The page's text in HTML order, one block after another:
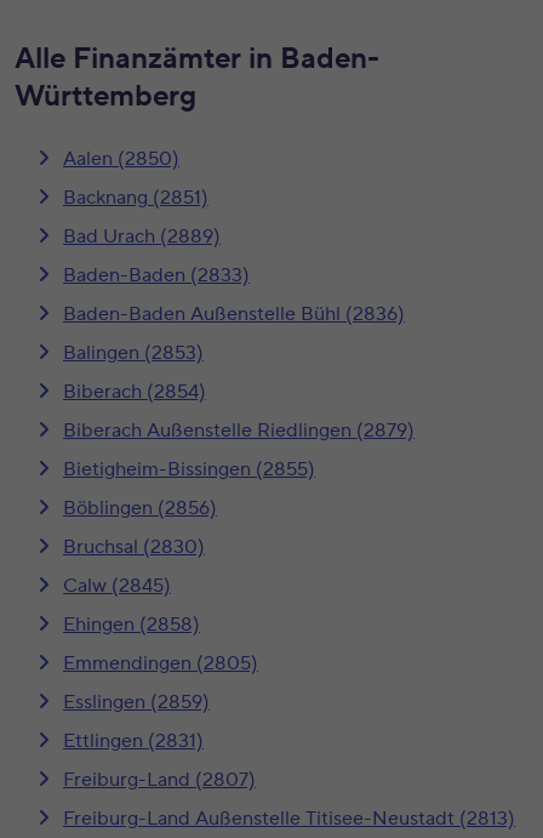
Alle Finanzämter in Baden-
Württemberg
Aalen (2850)
Backnang (2851)
Bad Urach (2889)
Baden-Baden (2833)
Baden-Baden Außenstelle Bühl (2836)
Balingen (2853)
Biberach (2854)
Biberach Außenstelle Riedlingen (2879)
Bietigheim-Bissingen (2855)
Böblingen (2856)
Bruchsal (2830)
Calw (2845)
Ehingen (2858)
Emmendingen (2805)
Esslingen (2859)
Ettlingen (2831)
Freiburg-Land (2807)
Freiburg-Land Außenstelle Titisee-Neustadt (2813)